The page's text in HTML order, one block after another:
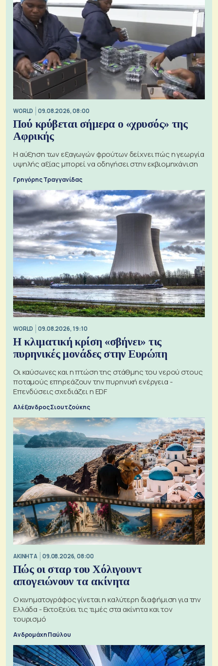
WORLD 09.08.2026, 08:00
Πού κρύβεται σήμερα ο «χρυσός» της
Αφρικής
Η αύξηση των εξαγωγών φρούτων δείχνει πώς η γεωργία
υψηλής αξίας μπορεί να οδηγήσει στην εκβιομηχάνιση
Γρηγόρης Τραγγανίδας
WORLD 09.08.2026, 19:10
Η κλιματική κρίση «σβήνει» τις
πυρηνικές μονάδες στην Ευρώπη
Οι καύσωνες και η πτώση της στάθμης του νερού στους
ποταμούς επηρεάζουν την πυρηνική ενέργεια -
Επενδύσεις σχεδιάζει η EDF
Αλέξανδρος Σιουτζούκης
ΑΚΙΝΗΤΑ 09.08.2026, 08:00
Πώς οι σταρ του Χόλιγουντ
απογειώνουν τα ακίνητα
Ο κινηματογράφος γίνεται η καλύτερη διαφήμιση για την
Ελλάδα - Εκτοξεύει τις τιμές στα ακίνητα και τον
τουρισμό
Ανδρομάχη Παύλου